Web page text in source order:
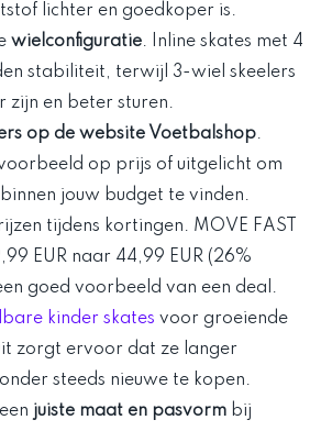
lichter en goedkoper is.
wielconfiguratie. Inline skates met 4
stabiliteit, terwijl 3-wiel skeelers
zijn en beter sturen.
op de website Voetbalshop.
op prijs of uitgelicht om
jouw budget te vinden.
tijdens kortingen. MOVE FAST
EUR naar 44,99 EUR (26%
goed voorbeeld van een deal.
kinder skates voor groeiende
zorgt ervoor dat ze langer
steeds nieuwe te kopen.
juiste maat en pasvorm bij